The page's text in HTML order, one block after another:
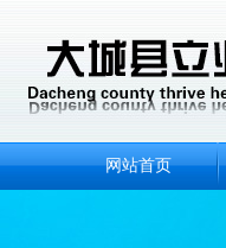
网站首页